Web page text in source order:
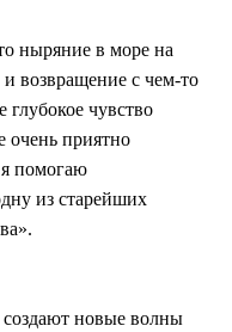
ныряние в море на
возвращение с чем-то
глубокое чувство
очень приятно
я помогаю
из старейших
создают новые волны